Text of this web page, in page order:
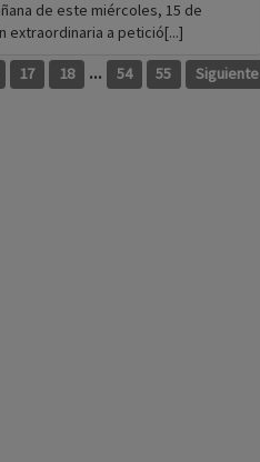
de este miércoles, 15 de
extraordinaria a petició[...]
17 18 ... 54 55 Siguiente